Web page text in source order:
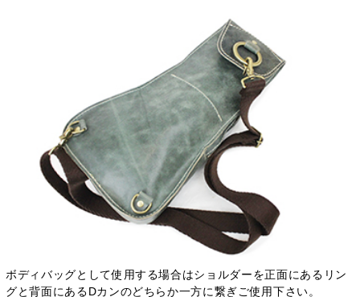
ボディバッグとして使用する場合はショルダーを正面にあるリン
グと背面にあるDカンのどちらか一方に繋ぎご使用下さい。